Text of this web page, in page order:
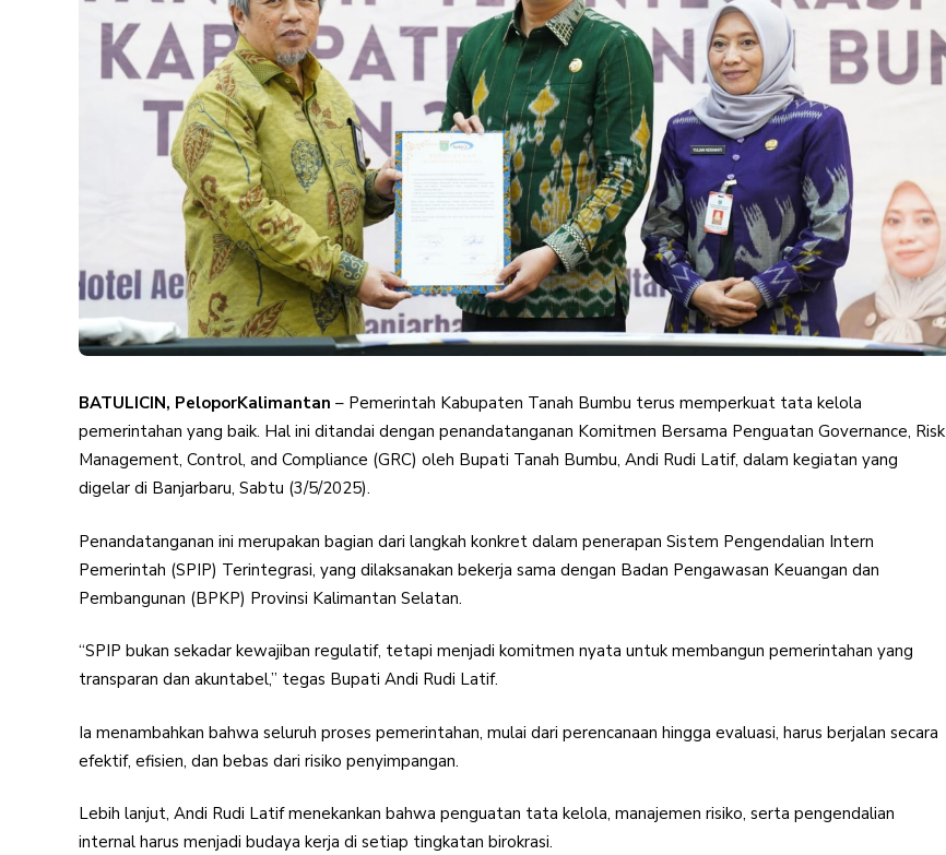
BATULICIN, PeloporKalimantan – Pemerintah Kabupaten Tanah Bumbu terus memperkuat tata kelola
pemerintahan yang baik. Hal ini ditandai dengan penandatanganan Komitmen Bersama Penguatan Governance, Risk
Management, Control, and Compliance (GRC) oleh Bupati Tanah Bumbu, Andi Rudi Latif, dalam kegiatan yang
digelar di Banjarbaru, Sabtu (3/5/2025).
Penandatanganan ini merupakan bagian dari langkah konkret dalam penerapan Sistem Pengendalian Intern
Pemerintah (SPIP) Terintegrasi, yang dilaksanakan bekerja sama dengan Badan Pengawasan Keuangan dan
Pembangunan (BPKP) Provinsi Kalimantan Selatan.
“SPIP bukan sekadar kewajiban regulatif, tetapi menjadi komitmen nyata untuk membangun pemerintahan yang
transparan dan akuntabel,” tegas Bupati Andi Rudi Latif.
Ia menambahkan bahwa seluruh proses pemerintahan, mulai dari perencanaan hingga evaluasi, harus berjalan secara
efektif, efisien, dan bebas dari risiko penyimpangan.
Lebih lanjut, Andi Rudi Latif menekankan bahwa penguatan tata kelola, manajemen risiko, serta pengendalian
internal harus menjadi budaya kerja di setiap tingkatan birokrasi.